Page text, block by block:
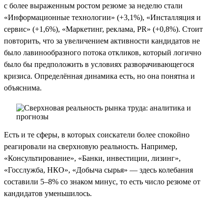
с более выраженным ростом резюме за неделю стали
«Информационные технологии» (+3,1%), «Инсталляция и
сервис» (+1,6%), «Маркетинг, реклама, PR» (+0,8%). Стоит
повторить, что за увеличением активности кандидатов не
было лавинообразного потока откликов, который логично
было бы предположить в условиях разворачивающегося
кризиса. Определённая динамика есть, но она понятна и
объяснима.
Есть и те сферы, в которых соискатели более спокойно
реагировали на сверхновую реальность. Например,
«Консультирование», «Банки, инвестиции, лизинг»,
«Госслужба, НКО», «Добыча сырья» — здесь колебания
составили 5–8% со знаком минус, то есть число резюме от
кандидатов уменьшилось.